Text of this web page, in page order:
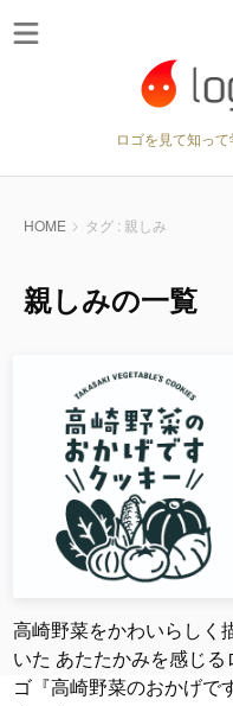
ロゴを見て知っ
HOME タグ : 親しみ
親しみの一覧
高崎野菜をかわいらしく
いた あたたかみを感じる
ゴ『高崎野菜のおかげで